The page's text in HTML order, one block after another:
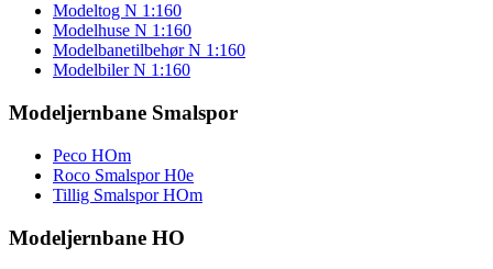
Modeltog N 1:160
Modelhuse N 1:160
Modelbanetilbehør N 1:160
Modelbiler N 1:160
Modeljernbane Smalspor
Peco HOm
Roco Smalspor H0e
Tillig Smalspor HOm
Modeljernbane HO